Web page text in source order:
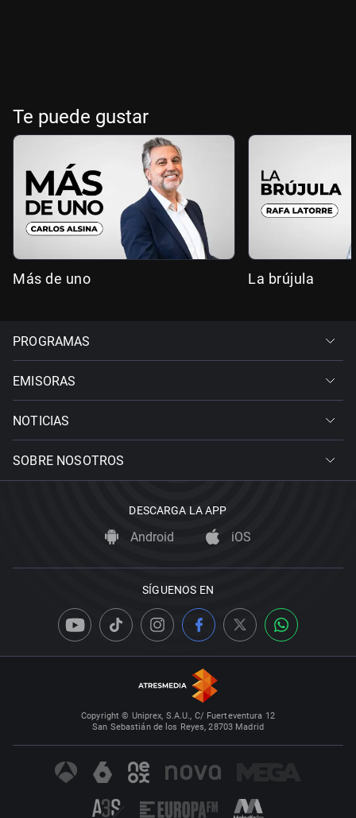
Te puede gustar
Más de uno La brújula
PROGRAMAS
EMISORAS
NOTICIAS
SOBRE NOSOTROS
DESCARGA LA APP
Android iOS
SÍGUENOS EN
Copyright © Uniprex, S.A.U., C/ Fuerteventura 12
San Sebastián de los Reyes, 28703 Madrid